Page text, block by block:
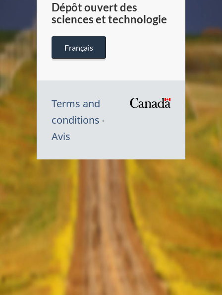
Dépôt ouvert des
sciences et technologie
Français
Terms and
conditions
Avis
Symbole
Canada